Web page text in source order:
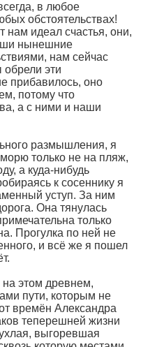
в любое
обстоятельствах!
нам идеал счастья, они,
нынешние
нам сейчас
эти
прибавилось, оно
потому что
а с ними и наши
размышления, я
только не на пляж,
а куда-нибудь
к сосеннику я
уступ. За ним
Она тянулась
только
Прогулка по ней не
и всё же я пошел
этом древнем,
пути, которым не
времён Александра
теперешней жизни
выгоревшая